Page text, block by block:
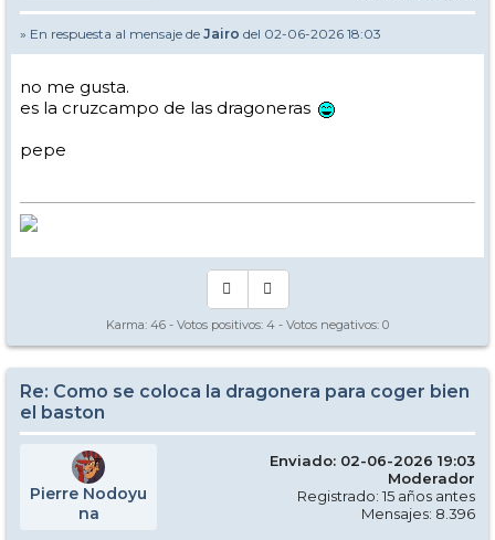
» En respuesta al mensaje de Jairo del 02-06-2026 18:03
no me gusta.
es la cruzcampo de las dragoneras
pepe
Karma: 46 - Votos positivos: 4 - Votos negativos: 0
Re: Como se coloca la dragonera para coger bien
el baston
Pierre Nodoyu
na
Enviado: 02-06-2026 19:03
Moderador
Registrado: 15 años antes
Mensajes: 8.396